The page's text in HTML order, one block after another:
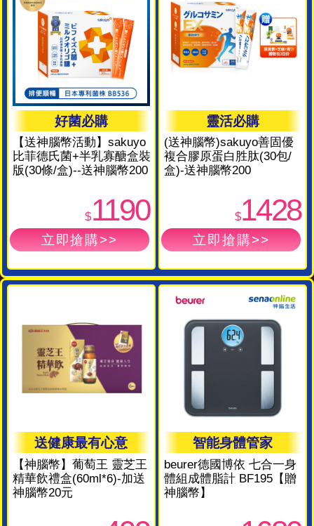
好菌必購
【送神腦幣活動】sakuyo
比菲德氏菌+半乳寡醣盒裝
版(30條/盒)--送神腦幣200
$1190
靈活必購
(送神腦幣)sakuyo善固優
複合膠原蛋白胜肽(30包/
盒)-送神腦幣200
$1428
送健康最有心意
【神腦幣】葡萄王 靈芝王
精華飲禮盒(60ml*6)-加送
神腦幣20元
智能身體管家
beurer德國博依 七合一身
體組成體脂計 BF195【贈
神腦幣】